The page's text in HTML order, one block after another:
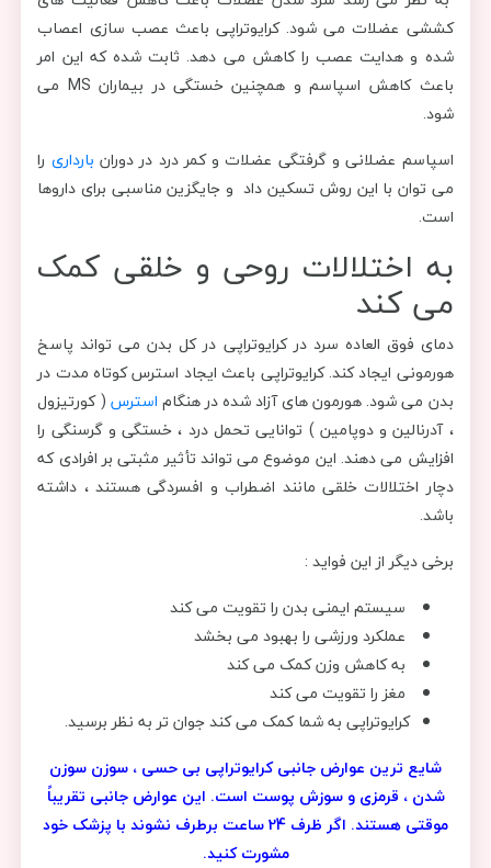
کششی عضلات می شود. کرایوتراپی باعث عصب سازی اعصاب
شده و هدایت عصب را کاهش می دهد. ثابت شده که این امر
باعث کاهش اسپاسم و همچنین خستگی در بیماران MS می
شود.
اسپاسم عضلانی و گرفتگی عضلات و کمر درد در دوران بارداری را
می توان با این روش تسکین داد و جایگزین مناسبی برای داروها
است.
به اختلالات روحی و خلقی کمک
می کند
دمای فوق العاده سرد در کرایوتراپی در کل بدن می تواند پاسخ
هورمونی ایجاد کند. کرایوتراپی باعث ایجاد استرس کوتاه مدت در
بدن می شود. هورمون های آزاد شده در هنگام استرس ( کورتیزول
، آدرنالین و دوپامین ) توانایی تحمل درد ، خستگی و گرسنگی را
افزایش می دهند. این موضوع می تواند تأثیر مثبتی بر افرادی که
دچار اختلالات خلقی مانند اضطراب و افسردگی هستند ، داشته
باشد.
برخی دیگر از این فواید :
سیستم ایمنی بدن را تقویت می کند
عملکرد ورزشی را بهبود می بخشد
به کاهش وزن کمک می کند
مغز را تقویت می کند
کرایوتراپی به شما کمک می کند جوان تر به نظر برسید.
شایع ترین عوارض جانبی کرایوتراپی بی حسی ، سوزن سوزن
شدن ، قرمزی و سوزش پوست است. این عوارض جانبی تقریباً
موقتی هستند. اگر ظرف 24 ساعت برطرف نشوند با پزشک خود
مشورت کنید.